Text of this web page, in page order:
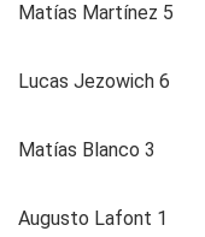
Matías Martínez 5
Lucas Jezowich 6
Matías Blanco 3
Augusto Lafont 1